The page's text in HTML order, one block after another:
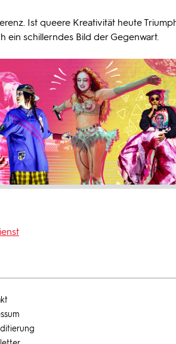
Ist queere Kreativität heute
ein schillerndes Bild der Gegenwart.